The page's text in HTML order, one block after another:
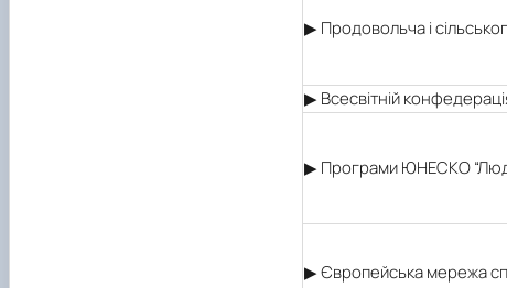
▶ Продовольча і
▶ Всесвітній
▶ Програми ЮНЕСКО
▶ Європейська мережа